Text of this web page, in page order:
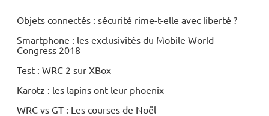
Objets connectés : sécurité rime-t-elle avec liberté ?
Smartphone : les exclusivités du Mobile World
Congress 2018
Test : WRC 2 sur XBox
Karotz : les lapins ont leur phoenix
WRC vs GT : Les courses de Noël